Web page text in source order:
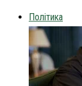
Політика